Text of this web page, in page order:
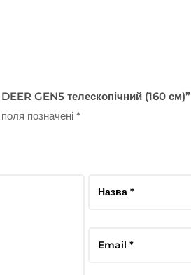
GEN5 телескопічний (160 см)”
поля позначені*